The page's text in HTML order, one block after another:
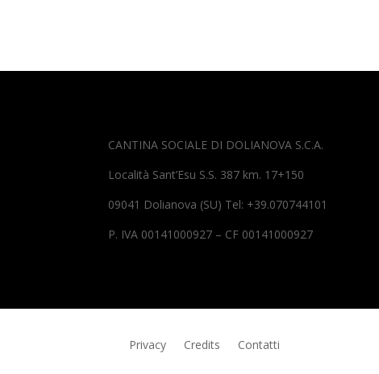
CANTINA SOCIALE DI DOLIANOVA S.C.A.
Località Sant’Esu S.S. 387 km. 17+150
09041 Dolianova (SU) Tel: +39.070744101
P. IVA 00141000927 – CF 00141000927
Privacy Credits Contatti